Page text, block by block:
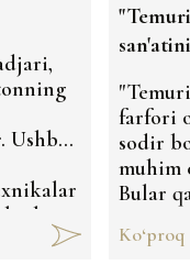
Ushbu
har
farfori
sodir
muhim
Bular
Ko‘proq